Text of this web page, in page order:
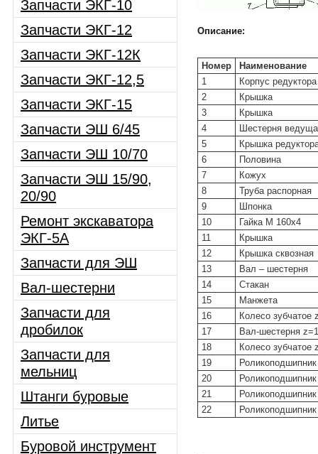
Запчасти ЭКГ-10
Запчасти ЭКГ-12
Запчасти ЭКГ-12К
Запчасти ЭКГ-12,5
Запчасти ЭКГ-15
Запчасти ЭШ 6/45
Запчасти ЭШ 10/70
Запчасти ЭШ 15/90,
20/90
Ремонт экскаватора
ЭКГ-5А
Запчасти для ЭШ
Вал-шестерни
Запчасти для
дробилок
Запчасти для
мельниц
Штанги буровые
Литье
Буровой инструмент
Описание:
Номер
Наименование
1
Корпус редуктора
2
Крышка
3
Крышка
4
Шестерня
5
Крышка
6
Половина
7
Кожух
8
Труба распорная
9
Шпонка
10
Гайка М 160х4
11
Крышка
12
Крышка сквозная
13
Вал – шестерня
14
Стакан
15
Манжета
16
Колесо зубчатое
17
Вал-шестерня
18
Колесо зубчатое
19
20
21
22